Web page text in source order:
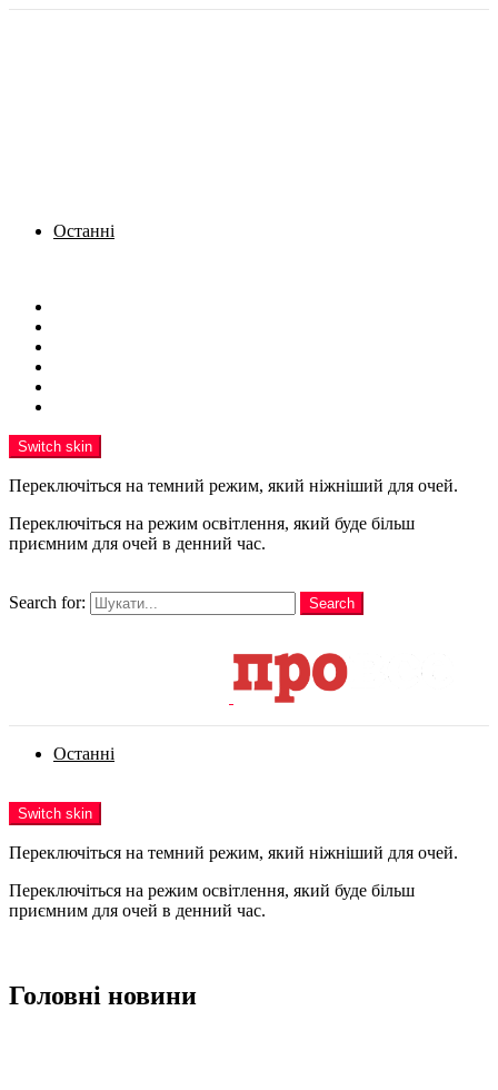
Останні
Switch skin
Переключіться на темний режим, який ніжніший для очей.
Переключіться на режим освітлення, який буде більш
приємним для очей в денний час.
Search for:
Search
Останні
Switch skin
Переключіться на темний режим, який ніжніший для очей.
Переключіться на режим освітлення, який буде більш
приємним для очей в денний час.
Головні новини